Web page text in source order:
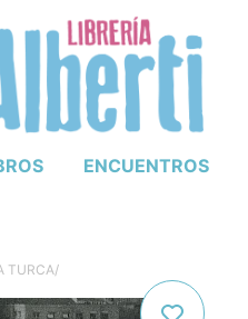
ENCUENTROS
TURCA/